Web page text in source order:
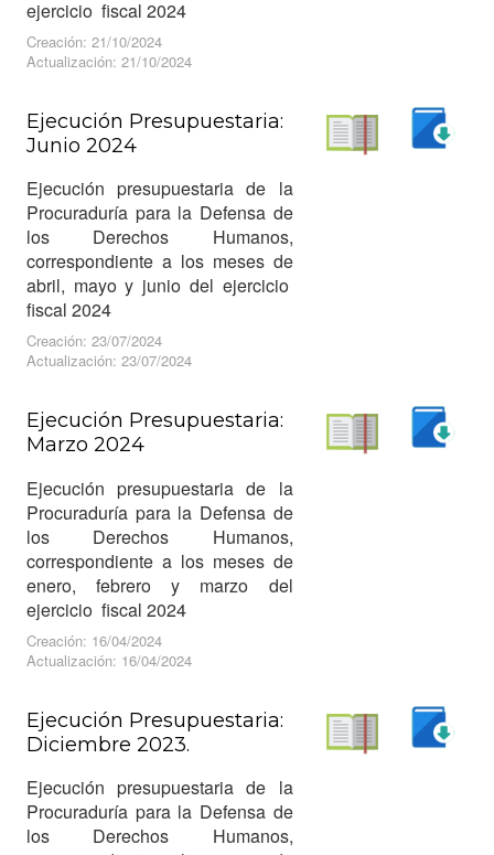
ejercicio fiscal 2024
Creación: 21/10/2024
Actualización: 21/10/2024
Ejecución Presupuestaria:
Junio 2024
Ejecución presupuestaria de la
Procuraduría para la Defensa de
los Derechos Humanos,
correspondiente a los meses de
abril, mayo y junio del ejercicio
fiscal 2024
Creación: 23/07/2024
Actualización: 23/07/2024
Ejecución Presupuestaria:
Marzo 2024
Ejecución presupuestaria de la
Procuraduría para la Defensa de
los Derechos Humanos,
correspondiente a los meses de
enero, febrero y marzo del
ejercicio fiscal 2024
Creación: 16/04/2024
Actualización: 16/04/2024
Ejecución Presupuestaria:
Diciembre 2023.
Ejecución presupuestaria de la
Procuraduría para la Defensa de
los Derechos Humanos,